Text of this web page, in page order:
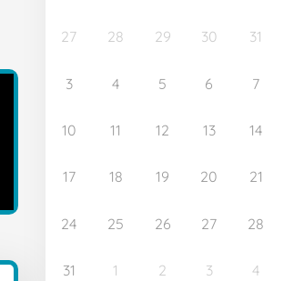
27 28 29 30 31
3 4 5 6 7
10 11 12 13 14
17 18 19 20 21
24 25 26 27 28
31 1 2 3 4